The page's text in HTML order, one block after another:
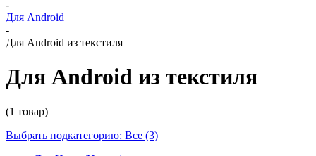
-
Для Android
-
Для Android из текстиля
Для Android из текстиля
(1 товар)
Выбрать подкатегорию: Все (3)